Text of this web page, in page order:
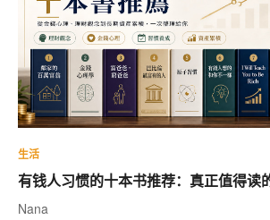
生活
有钱人习惯的十本书推荐：真正值得读
Nana